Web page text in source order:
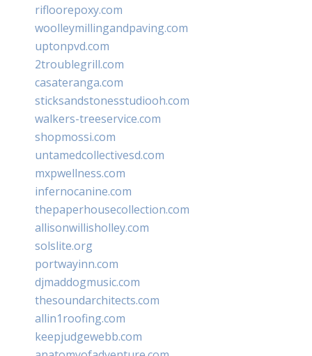
rifloorepoxy.com
woolleymillingandpaving.com
uptonpvd.com
2troublegrill.com
casateranga.com
sticksandstonesstudiooh.com
walkers-treeservice.com
shopmossi.com
untamedcollectivesd.com
mxpwellness.com
infernocanine.com
thepaperhousecollection.com
allisonwillisholley.com
solslite.org
portwayinn.com
djmaddogmusic.com
thesoundarchitects.com
allin1roofing.com
keepjudgewebb.com